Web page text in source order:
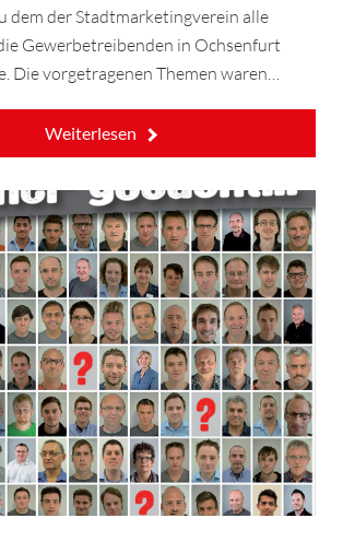
dem der Stadtmarketingverein alle
Gewerbetreibenden in Ochsenfurt
Die vorgetragenen Themen waren…
Weiterlesen